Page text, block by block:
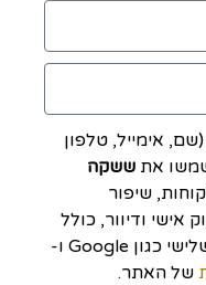
אימייל, טלפון
את ששקה
שיפור
אישי ודיוור, כולל
שיתוף מידע עם ספקי שירות צד שלישי כגון Google ו-
של האתר.